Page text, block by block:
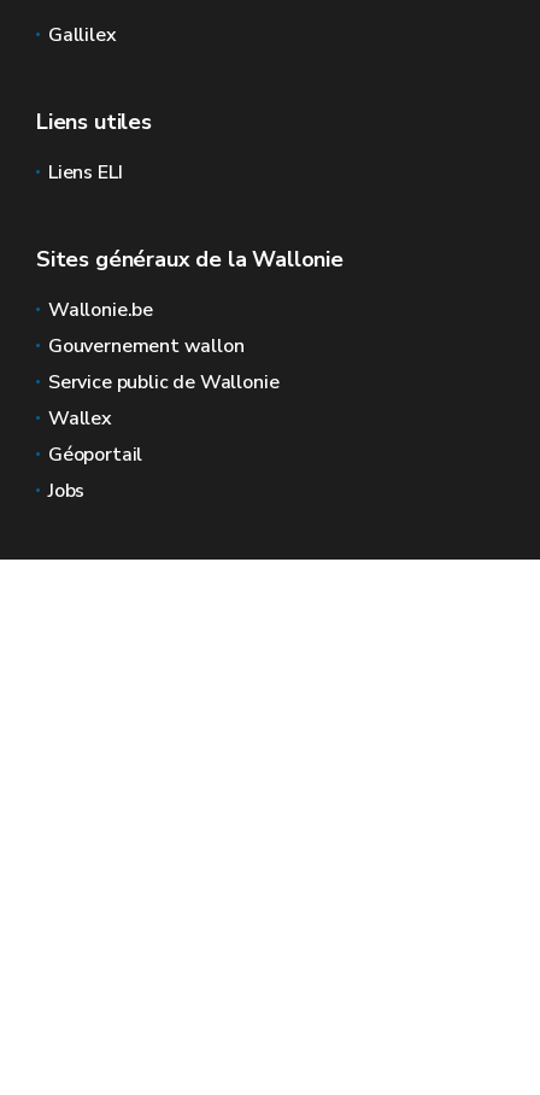
Gallilex
Liens utiles
Liens ELI
Sites généraux de la Wallonie
Wallonie.be
Gouvernement wallon
Service public de Wallonie
Wallex
Géoportail
Jobs